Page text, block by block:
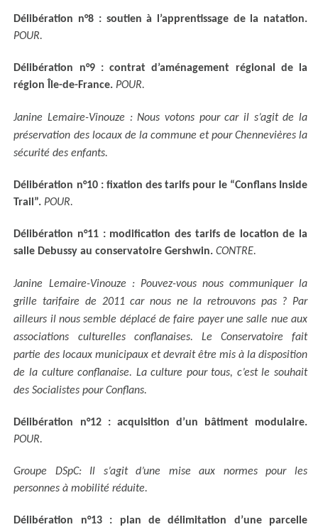
Délibération n°8 : soutien à l’apprentissage de la natation.
POUR.
Délibération n°9 : contrat d’aménagement régional de la
région Île-de-France. POUR.
Janine Lemaire-Vinouze : Nous votons pour car il s’agit de la
préservation des locaux de la commune et pour Chennevières la
sécurité des enfants.
Délibération n°10 : fixation des tarifs pour le “Conflans Inside
Trail”. POUR.
Délibération n°11 : modification des tarifs de location de la
salle Debussy au conservatoire Gershwin. CONTRE.
Janine Lemaire-Vinouze : Pouvez-vous nous communiquer la
grille tarifaire de 2011 car nous ne la retrouvons pas ? Par
ailleurs il nous semble déplacé de faire payer une salle nue aux
associations culturelles conflanaises. Le Conservatoire fait
partie des locaux municipaux et devrait être mis à la disposition
de la culture conflanaise. La culture pour tous, c’est le souhait
des Socialistes pour Conflans.
Délibération n°12 : acquisition d’un bâtiment modulaire.
POUR.
Groupe DSpC: Il s’agit d’une mise aux normes pour les
personnes à mobilité réduite.
Délibération n°13 : plan de délimitation d’une parcelle